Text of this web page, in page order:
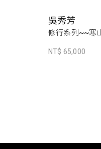
吳秀芳
修行系列~~寒
NT$ 65,000